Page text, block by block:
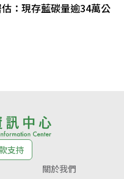
：現存藍碳量逾34萬公
支持
關於我們